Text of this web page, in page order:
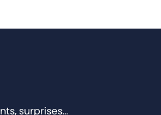
surprises…